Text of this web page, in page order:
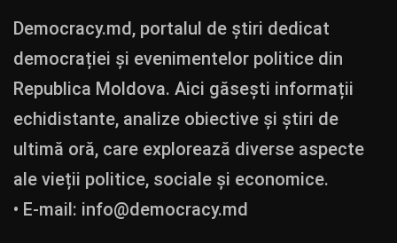
Democracy.md, portalul de știri dedicat
democrației și evenimentelor politice din
Republica Moldova. Aici găsești informații
echidistante, analize obiective și știri de
ultimă oră, care explorează diverse aspecte
ale vieții politice, sociale și economice.
• E-mail: info@democracy.md